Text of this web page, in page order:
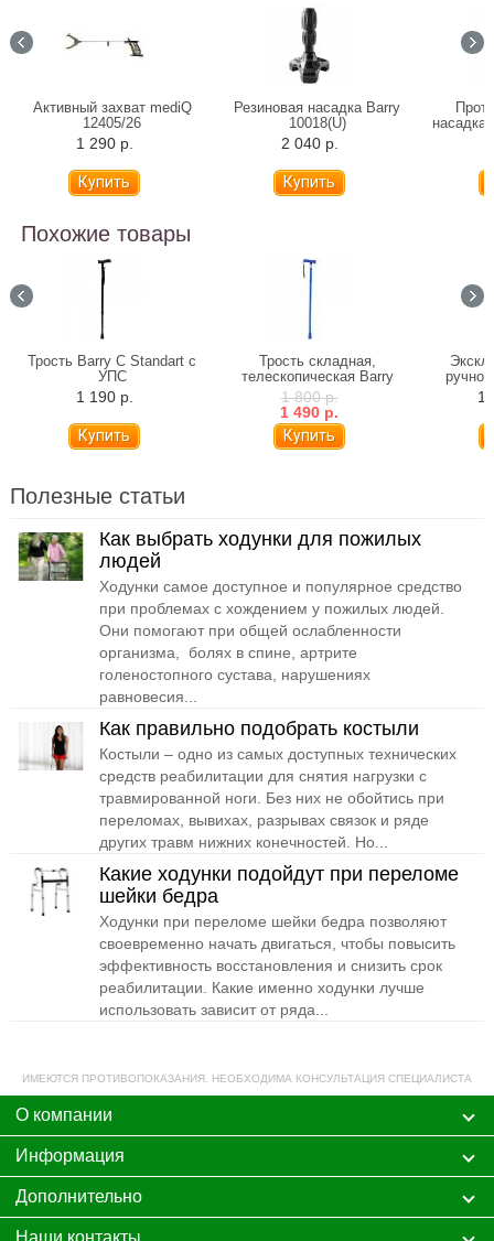
Активный захват mediQ
12405/26
1 290 р.
Резиновая насадка Barry
10018(U)
2 040 р.
насадка
Похожие товары
Трость Barry C Standart с
УПС
1 190 р.
Трость складная,
телескопическая Barry
10113
1 800 р.
1 490 р.
Полезные статьи
Как выбрать ходунки для пожилых
людей
Ходунки самое доступное и популярное средство
при проблемах с хождением у пожилых людей.
Они помогают при общей ослабленности
организма, болях в спине, артрите
голеностопного сустава, нарушениях
равновесия...
Как правильно подобрать костыли
Костыли – одно из самых доступных технических
средств реабилитации для снятия нагрузки с
травмированной ноги. Без них не обойтись при
переломах, вывихах, разрывах связок и ряде
других травм нижних конечностей. Но...
Какие ходунки подойдут при переломе
шейки бедра
Ходунки при переломе шейки бедра позволяют
своевременно начать двигаться, чтобы повысить
эффективность восстановления и снизить срок
реабилитации. Какие именно ходунки лучше
использовать зависит от ряда...
ИМЕЮТСЯ ПРОТИВОПОКАЗАНИЯ. НЕОБХОДИМА КОНСУЛЬТАЦИЯ СПЕЦИАЛИСТА
О компании
Информация
Дополнительно
Наши контакты